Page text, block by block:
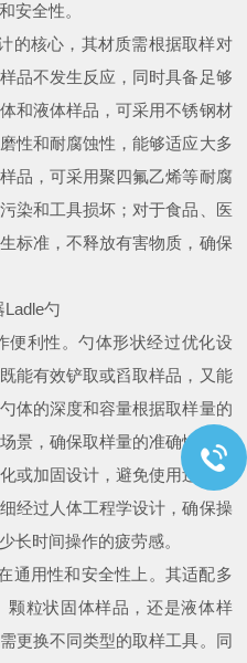
安全性。
的核心，其材质需根据取样对
品不发生反应，同时具备足够
和液体样品，可采用不锈钢材
性和耐腐蚀性，能够适应大多
品，可采用聚四氟乙烯等耐腐
染和工具损坏；对于食品、医
标准，不释放有害物质，确保
利性。勺体形状经过优化设
能有效铲取或舀取样品，又能
体的深度和容量根据取样量的
景，确保取样量的准确性。手
或加固设计，避免使用过程中
经过人体工程学设计，确保操
长时间操作的疲劳感。
通用性和安全性上。其适配多
颗粒状固体样品，还是液体样
更换不同类型的取样工具。同